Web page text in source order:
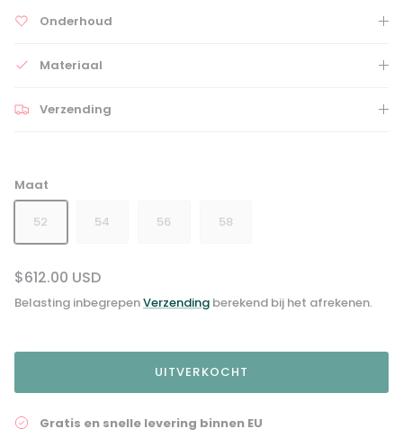
Onderhoud
Materiaal
Verzending
Maat
52 54 56 58
$612.00 USD
Belasting inbegrepenVerzending berekend bij het afrekenen.
UITVERKOCHT
Gratis en snelle levering binnen EU